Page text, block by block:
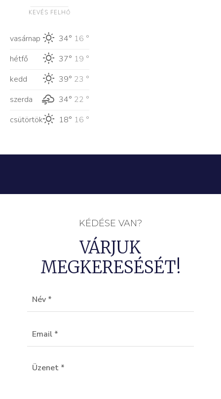
KEVÉS FELHŐ
vasárnap 34° 16 °
hétfő
37° 19 °
kedd
39° 23 °
szerda
34° 22 °
csütörtök
18° 16 °
KÉDÉSE VAN?
VÁRJUK
MEGKERESÉSÉT!